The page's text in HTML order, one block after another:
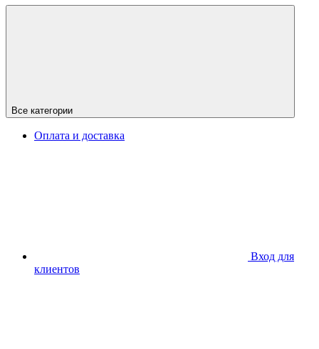
Все категории
Оплата и доставка
Вход для
клиентов